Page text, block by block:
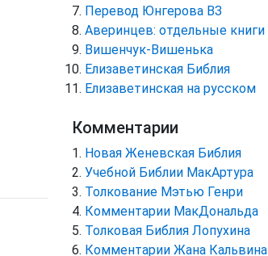
Перевод Юнгерова ВЗ
Аверинцев: отдельные книги
Вишенчук-Вишенька
Елизаветинская Библия
Елизаветинская на русском
Комментарии
Новая Женевская Библия
Учебной Библии МакАртура
Толкование Мэтью Генри
Комментарии МакДональда
Толковая Библия Лопухина
Комментарии Жана Кальвина